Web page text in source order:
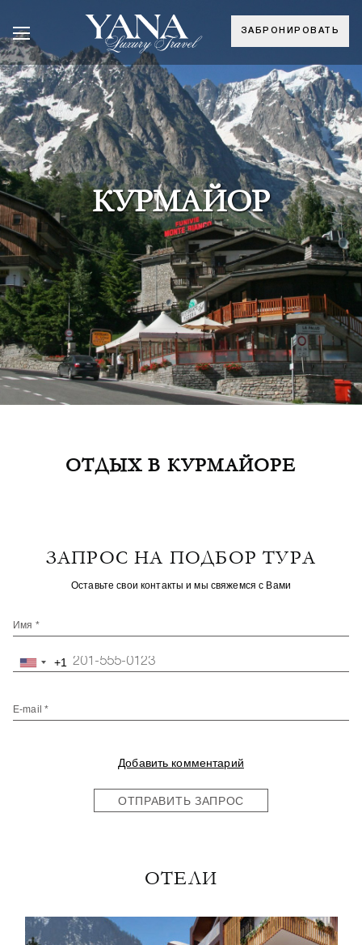
ЗАБРОНИРОВАТЬ
КУРМАЙОР
ОТДЫХ В КУРМАЙОРЕ
ЗАПРОС НА ПОДБОР ТУРА
Оставьте свои контакты и мы свяжемся с Вами
Имя *
United+1
E-mail *
Добавить комментарий
ОТПРАВИТЬ ЗАПРОС
ОТЕЛИ